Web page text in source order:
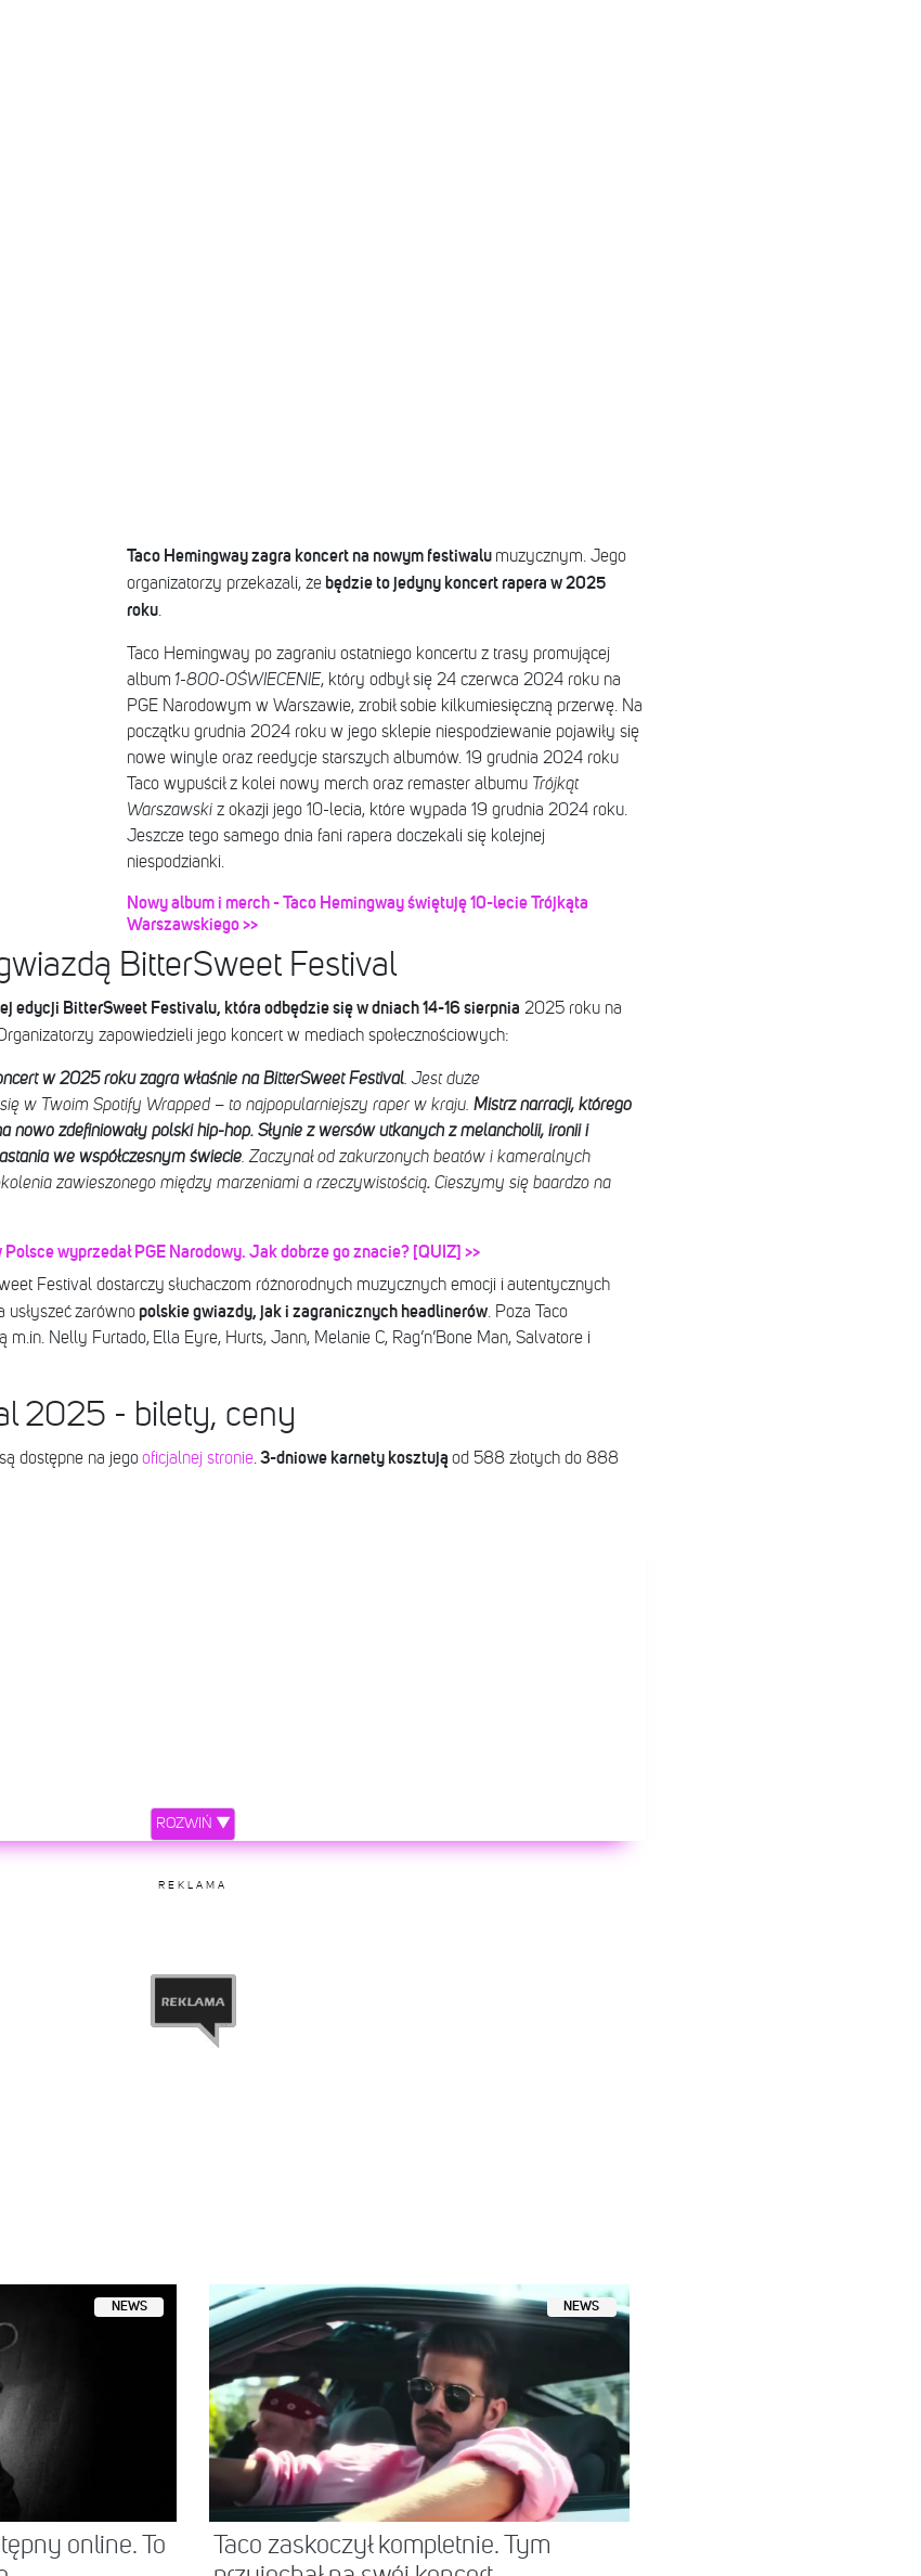
Taco Hemingway zagra koncert na nowym festiwalu muzycznym. Jego
organizatorzy przekazali, żebędzie to jedyny koncert rapera w 2025
roku.
Taco Hemingway po zagraniu ostatniego koncertu z trasy promującej
album 1-800-OŚWIECENIE, który odbył się 24 czerwca 2024 roku na
PGE Narodowym w Warszawie, zrobił sobie kilkumiesięczną przerwę. Na
początku grudnia 2024 roku w jego sklepie niespodziewanie pojawiły się
nowe winyle oraz reedycje starszych albumów. 19 grudnia 2024 roku
Taco wypuścił z kolei nowy merch oraz remaster albumu Trójkąt
Warszawskiz okazji jego 10-lecia, które wypada 19 grudnia 2024 roku.
Jeszcze tego samego dnia fani rapera doczekali się kolejnej
niespodzianki.
Nowy album i merch - Taco Hemingway świętuję 10-lecie Trójkąta
Warszawskiego >>
BitterSweet Festival
edycji BitterSweet Festivalu, która odbędzie się w dniach 14-16 sierpnia 2025 roku na
zapowiedzieli jego koncert w mediach społecznościowych:
w 2025 roku zagra właśnie na BitterSweet Festival. Jest duże
w Twoim Spotify Wrapped – to najpopularniejszy raper w kraju. Mistrz narracji, którego
nowo zdefiniowały polski hip-hop. Słynie z wersów utkanych z melancholii, ironii i
we współczesnym świecie. Zaczynał od zakurzonych beatów i kameralnych
zawieszonego między marzeniami a rzeczywistością.Cieszymy się baardzo na
wyprzedał PGE Narodowy. Jak dobrze go znacie? [QUIZ] >>
Festival dostarczy słuchaczom różnorodnych muzycznych emocji i autentycznych
usłyszeć zarówno polskie gwiazdy, jak i zagranicznych headlinerów. Poza Taco
Nelly Furtado, Ella Eyre, Hurts, Jann, Melanie C, Rag’n’Bone Man, Salvatore i
2025 - bilety, ceny
są dostępne na jegooficjalnej stronie.3-dniowe karnety kosztują od 588 złotych do 888
ROZWIŃ ▼
REKLAMA
NEWS
online. To
NEWS
Taco zaskoczył kompletnie. Tym